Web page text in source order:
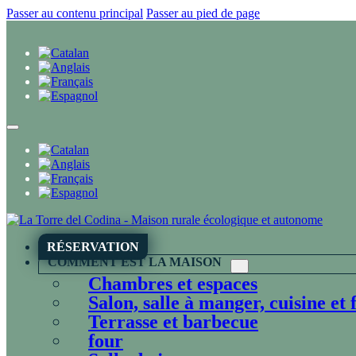
Passer au contenu principal Passer au pied de page
RÉSERVATION
COMMENT EST LA MAISON
Chambres et espaces
Salon, salle à manger, cuisine et
Terrasse et barbecue
four